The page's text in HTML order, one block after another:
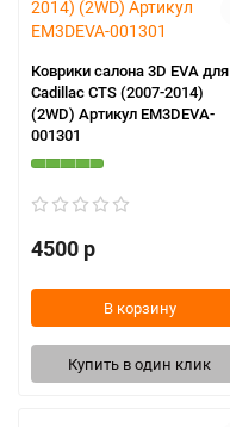
Коврики салона 3D EVA для
Cadillac CTS (2007-2014)
(2WD) Артикул EM3DEVA-
001301
4500 р
В корзину
Купить в один клик